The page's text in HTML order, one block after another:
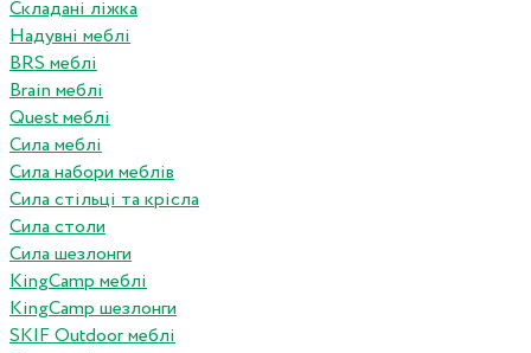
Складані ліжка
Надувні меблі
BRS меблі
Brain меблі
Quest меблі
Сила меблі
Сила набори меблів
Сила стільці та крісла
Сила столи
Сила шезлонги
KingCamp меблі
KingCamp шезлонги
SKIF Outdoor меблі